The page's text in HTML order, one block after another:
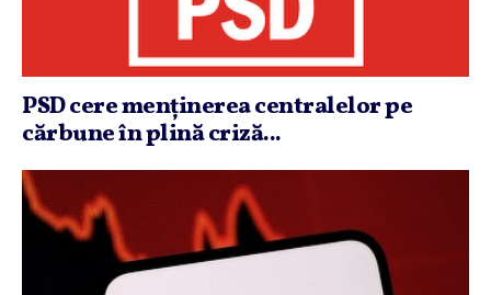
PSD cere menţinerea centralelor pe
cărbune în plină criză...